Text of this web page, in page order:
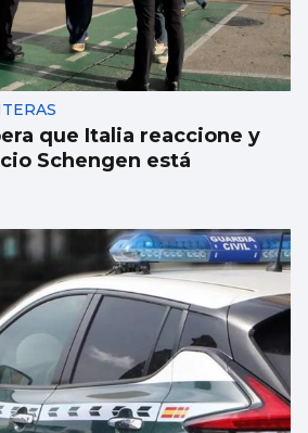
que Italia reaccione y
Schengen está